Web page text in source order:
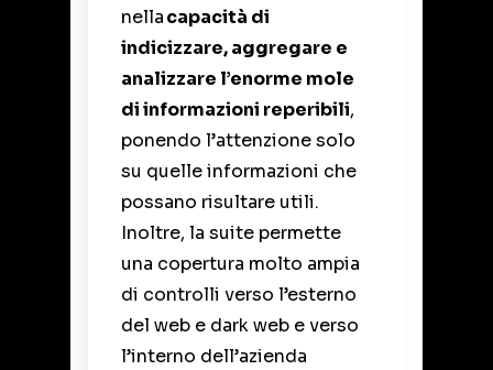
nellacapacità di
indicizzare, aggregare e
analizzare l’enorme mole
di informazioni reperibili,
ponendo l’attenzione solo
su quelle informazioni che
possano risultare utili.
Inoltre, la suite permette
una copertura molto ampia
di controlli verso l’esterno
del web e dark web e verso
l’interno dell’azienda